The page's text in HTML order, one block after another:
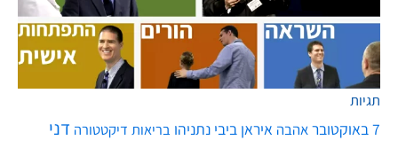
תגיות
7 באוקטובר אהבה איראן ביבי נתניהו בריאות דיקטטורה דני